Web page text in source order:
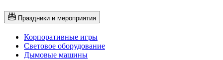
Праздники и мероприятия
Корпоративные игры
Световое оборудование
Дымовые машины